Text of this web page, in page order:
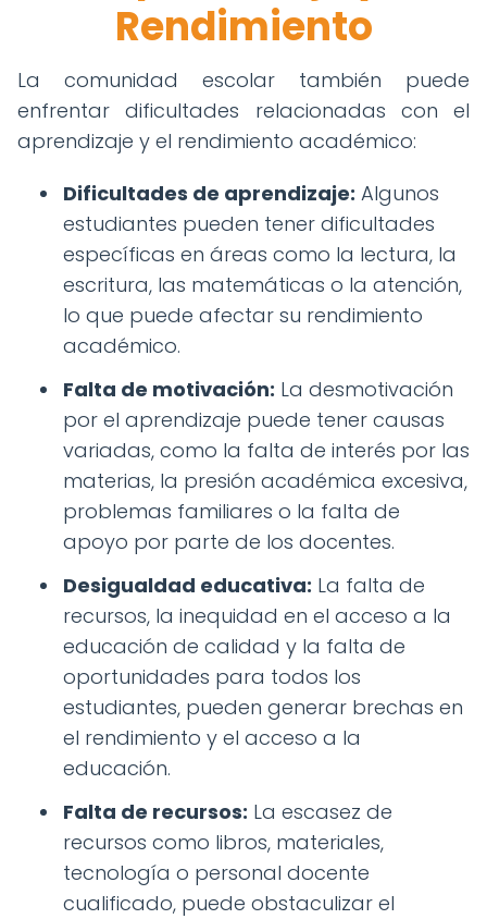
Rendimiento
La comunidad escolar también puede
enfrentar dificultades relacionadas con el
aprendizaje y el rendimiento académico:
Dificultades de aprendizaje: Algunos
estudiantes pueden tener dificultades
específicas en áreas como la lectura, la
escritura, las matemáticas o la atención,
lo que puede afectar su rendimiento
académico.
Falta de motivación: La desmotivación
por el aprendizaje puede tener causas
variadas, como la falta de interés por las
materias, la presión académica excesiva,
problemas familiares o la falta de
apoyo por parte de los docentes.
Desigualdad educativa: La falta de
recursos, la inequidad en el acceso a la
educación de calidad y la falta de
oportunidades para todos los
estudiantes, pueden generar brechas en
el rendimiento y el acceso a la
educación.
Falta de recursos: La escasez de
recursos como libros, materiales,
tecnología o personal docente
cualificado, puede obstaculizar el